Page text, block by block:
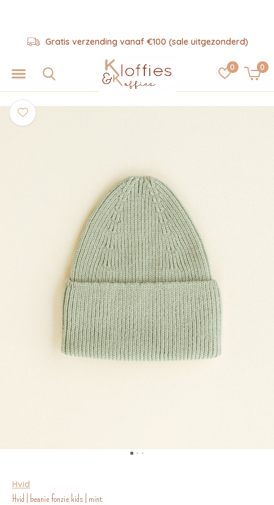
0 0
Gratis verzending vanaf €100 (sale uitgezonderd)
Hvid
Hvid | beanie fonzie kids | mint